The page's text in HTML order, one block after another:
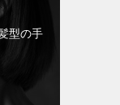
型の手